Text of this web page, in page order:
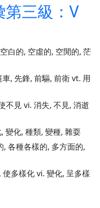
第三級：V
白的, 空虛的, 空閒的, 茫
, 先鋒, 前驅, 前衛 vt. 用
不見 vi. 消失, 不見, 消逝
變化, 種類, 變種, 雜耍
, 各種各樣的, 多方面的,
多樣化 vi. 變化, 呈多樣